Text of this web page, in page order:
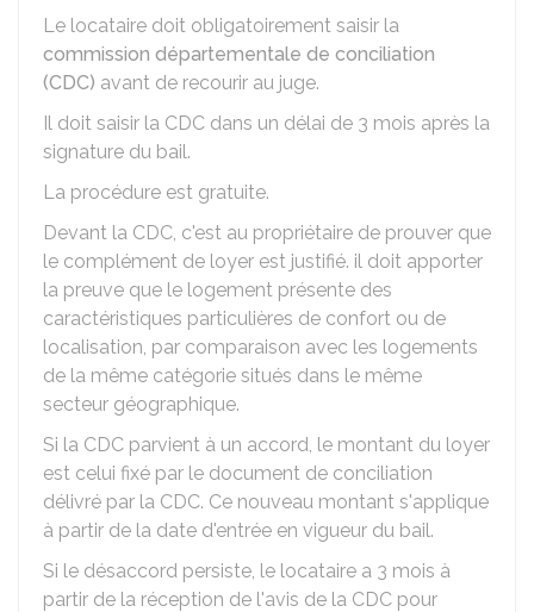
Le locataire doit obligatoirement saisir la
commission départementale de conciliation
(CDC) avant de recourir au juge.
Il doit saisir la CDC dans un délai de 3 mois après la
signature du bail.
La procédure est gratuite.
Devant la CDC, c'est au propriétaire de prouver que
le complément de loyer est justifié. il doit apporter
la preuve que le logement présente des
caractéristiques particulières de confort ou de
localisation, par comparaison avec les logements
de la même catégorie situés dans le même
secteur géographique.
Si la CDC parvient à un accord, le montant du loyer
est celui fixé par le document de conciliation
délivré par la CDC. Ce nouveau montant s'applique
à partir de la date d'entrée en vigueur du bail.
Si le désaccord persiste, le locataire a 3 mois à
partir de la réception de l'avis de la CDC pour